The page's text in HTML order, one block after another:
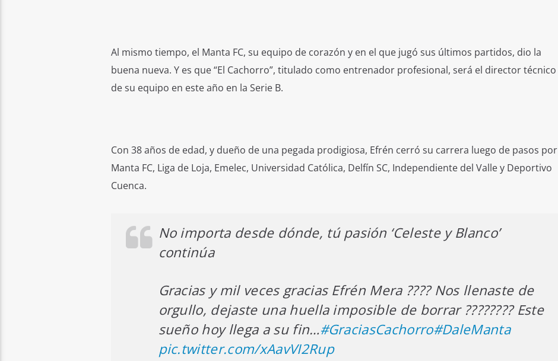
Al mismo tiempo, el Manta FC, su equipo de corazón y en el que jugó sus últimos partidos, dio la
buena nueva. Y es que “El Cachorro”, titulado como entrenador profesional, será el director técnico
de su equipo en este año en la Serie B.
Con 38 años de edad, y dueño de una pegada prodigiosa, Efrén cerró su carrera luego de pasos por
Manta FC, Liga de Loja, Emelec, Universidad Católica, Delfín SC, Independiente del Valle y Deportivo
Cuenca.
No importa desde dónde, tú pasión ‘Celeste y Blanco’
continúa
Gracias y mil veces gracias Efrén Mera ???? Nos llenaste de
orgullo, dejaste una huella imposible de borrar ???????? Este
sueño hoy llega a su fin…#GraciasCachorro#DaleManta
pic.twitter.com/xAavVI2Rup